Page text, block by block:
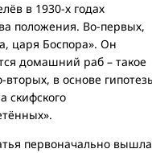
в 1930-х годах
положения. Во-первых,
царя Боспора». Он
домашний раб – такое
вторых, в основе
скифского
первоначально вышла